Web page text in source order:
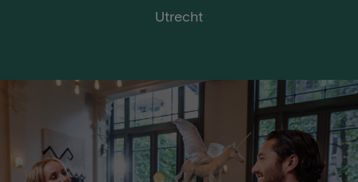
Utrecht